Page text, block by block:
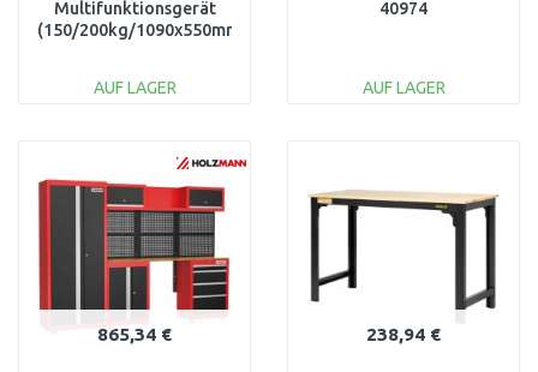
Multifunktionsgerät
(150/200kg/1090x550mm)
AUF LAGER
Vergleichen
40974
AUF LAGER
Vergleichen
865,34 € 238,94 €